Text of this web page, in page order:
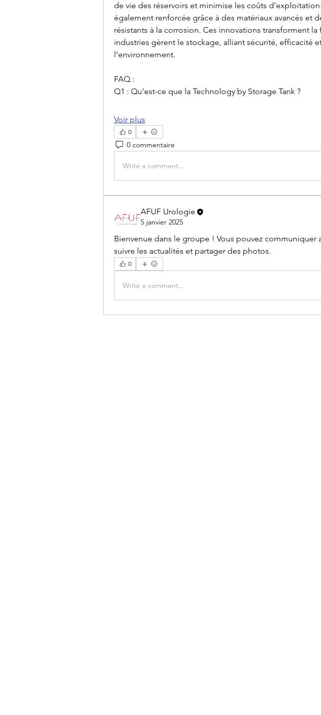
de vie des réservoirs et minimise les coûts
également renforcée grâce à des matériaux avancés et
résistants à la corrosion. Ces innovations transforment
industries gèrent le stockage, alliant sécurité, efficacité
l’environnement.
FAQ :
Q1 : Qu’est-ce que la Technology by Storage Tank ?
Voir plus
0
0 commentaire
Write a comment...
AFUF Urologie
5 janvier 2025
Bienvenue dans le groupe ! Vous pouvez communiquer
suivre les actualités et partager des photos.
0
Write a comment...